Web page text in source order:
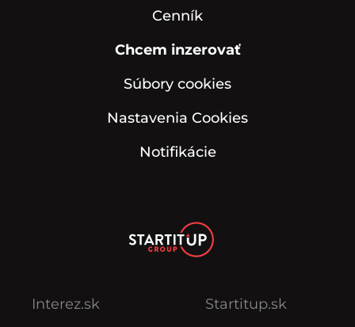
Cenník
Chcem inzerovať
Súbory cookies
Nastavenia Cookies
Notifikácie
Interez.sk
Startitup.sk